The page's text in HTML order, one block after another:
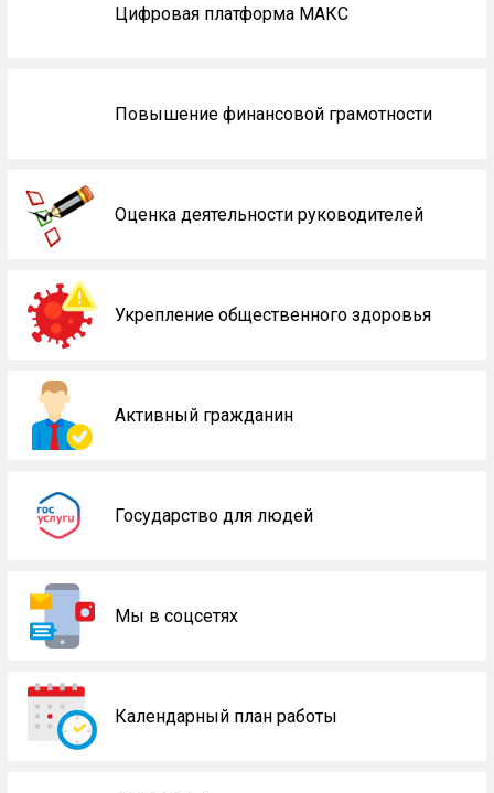
Цифровая платформа МАКС
Повышение финансовой грамотности
Оценка деятельности руководителей
Укрепление общественного здоровья
Активный гражданин
Государство для людей
Мы в соцсетях
Календарный план работы